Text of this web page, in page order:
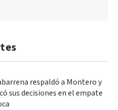
respaldó a Montero y
sus decisiones en el empate